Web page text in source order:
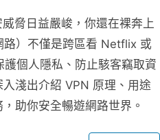
脅日益嚴峻，你還在裸奔上
路）不僅是跨區看 Netflix 或
個人隱私、防止駭客竊取資
淺出介紹 VPN 原理、用途
助你安全暢遊網路世界。